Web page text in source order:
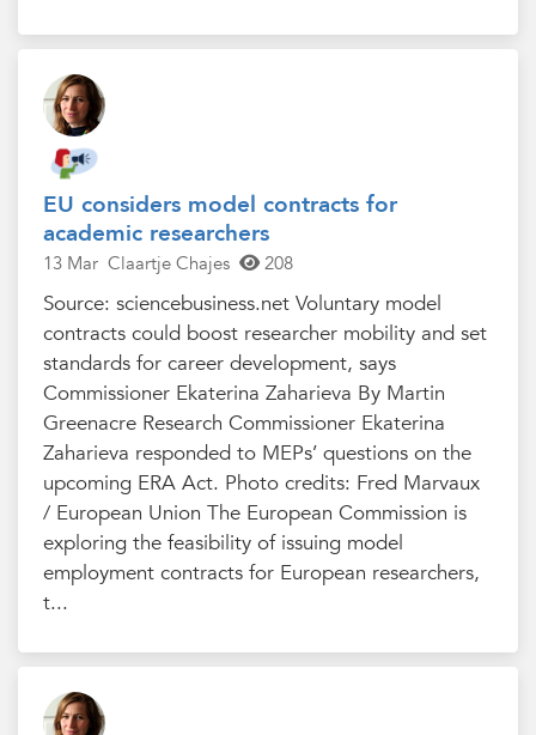
EU considers model contracts for
academic researchers
13 Mar Claartje Chajes 208
Source: sciencebusiness.net Voluntary model
contracts could boost researcher mobility and set
standards for career development, says
Commissioner Ekaterina Zaharieva By Martin
Greenacre Research Commissioner Ekaterina
Zaharieva responded to MEPs’ questions on the
upcoming ERA Act. Photo credits: Fred Marvaux
/ European Union The European Commission is
exploring the feasibility of issuing model
employment contracts for European researchers,
t...